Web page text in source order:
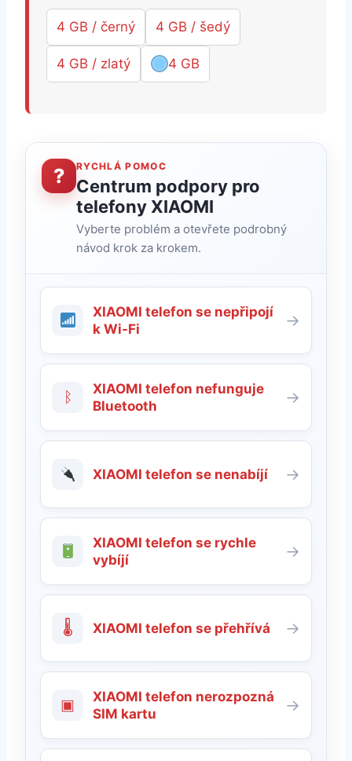
4 GB / černý 4 GB / šedý
4 GB / zlatý 4 GB
? RYCHLÁ POMOC
Centrum podpory pro
telefony XIAOMI
Vyberte problém a otevřete podrobný
návod krok za krokem.
XIAOMI telefon se nepřipojí
k Wi-Fi
→
ᛒ
XIAOMI telefon nefunguje
Bluetooth
→
XIAOMI telefon se nenabíjí →
XIAOMI telefon se rychle
vybíjí
→
🌡 XIAOMI telefon se přehřívá →
▣
XIAOMI telefon nerozpozná
SIM kartu
→